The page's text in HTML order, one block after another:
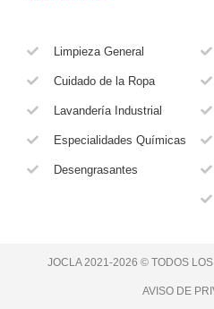
Limpieza General
Cuidado de la Ropa
Lavandería Industrial
Especialidades Químicas
Desengrasantes
JOCLA 2021-2026 © TODOS
AVISO DE